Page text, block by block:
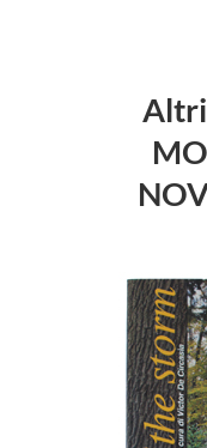
Altri